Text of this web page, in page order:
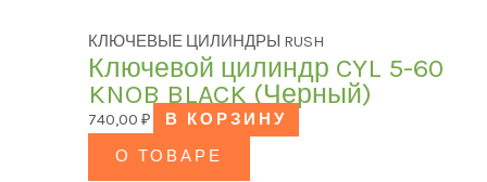
КЛЮЧЕВЫЕ ЦИЛИНДРЫ RUSH
Ключевой цилиндр CYL 5-60
KNOB BLACK (Черный)
740,00 ₽
В КОРЗИНУ
О ТОВАРЕ